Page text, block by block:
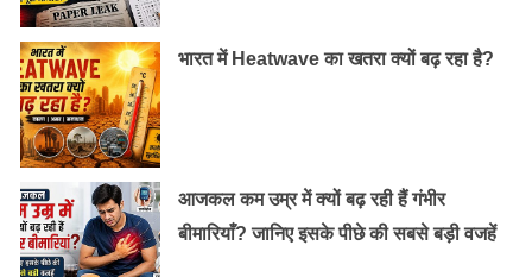
भारत में Heatwave का खतरा क्यों बढ़ रहा है?
आजकल कम उम्र में क्यों बढ़ रही हैं गंभीर
बीमारियाँ? जानिए इसके पीछे की सबसे बड़ी वजहें